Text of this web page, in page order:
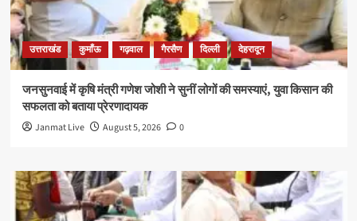
उत्तराखंड कुमाँऊ गढ़वाल गैरसैण दिल्ली देहरादून
जनसुनवाई में कृषि मंत्री गणेश जोशी ने सुनीं लोगों की समस्याएं, युवा किसान की
सफलता को बताया प्रेरणादायक
Janmat Live August 5, 2026 0